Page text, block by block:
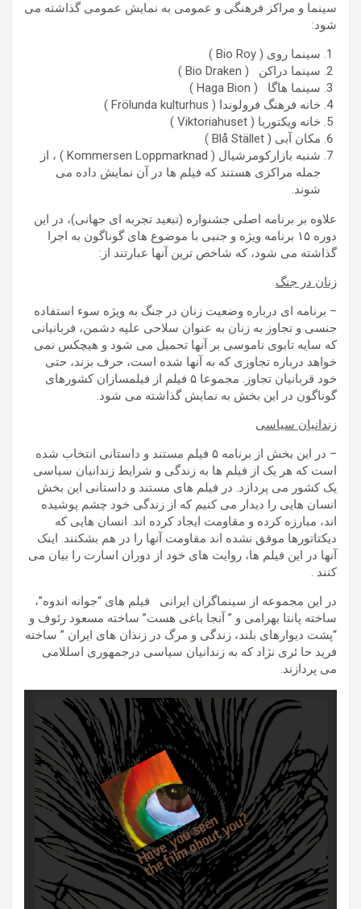
سینما و مراکز فرهنگی و عمومی به نمایش عمومی گذاشته می
شود:
سینما روی ( Bio Roy )
سینما دراکن ( Bio Draken )
سینما هاگا ( Haga Bion )
خانه فرهنگ فرولوندا ( Frölunda kulturhus )
خانه ویکتوریا ( Viktoriahuset )
مکان آبی ( Blå Stället )
شنبه بازارکومرشیال ( Kommersen Loppmarknad ) ، از
جمله مراکزی هستند که فیلم ها در آن نمایش داده می
شوند.
علاوه بر برنامه اصلی جشنواره (تبعید تجربه ای جهانی)، در این
دوره ۱۵ برنامه ویژه و جنبی با موضوع های گوناگون به اجرا
گذاشته می شود، که شاخص ترین آنها عبارتند از:
زنان در جنگ
– برنامه ای درباره وضعیت زنان در جنگ به ویژه سوء استفاده
جنسی و تجاوز به زنان به عنوان سلاحی علیه دشمن، فربانیانی
که سایه تابوی ناموسی بر آنها تحمیل می شود و هیچکس نمی
خواهد درباره تجاوزی که به آنها شده است، حرف بزند، حتی
خود قربانیان تجاوز. مجموعا ۵ فیلم از فیلمسازان کشورهای
گوناگون در این بخش به نمایش گذاشته می شود.
زندانیان سیاسی
– در این بخش از برنامه ۵ فیلم مستند و داستانی انتخاب شده
است که هر یک از فیلم ها به زندگی و شرایط زندانیان سیاسی
یک کشور می پردازد. در فیلم های مستند و داستانی این بخش
انسان هایی را دیدار می کنیم که از زندگی خود چشم پوشیده
اند، مبارزه کرده و مقاومت ایجاد کرده اند. انسان هایی که
دیکتاتورها موفق نشده اند مقاومت آنها را در هم بشکنند. اینک
آنها در این فیلم ها، روایت های خود از دوران اسارت را بیان می
کنند .
در این مجموعه از سینماگران ایرانی فیلم های “جوانه اندوه”،
ساخته پانتا بهرامی و ” آنجا باغی هست” ساخته مسعود رئوف و
“پشت دیوارهای بلند، زندگی و مرگ در زنذان های ایران ” ساخته
فرید حا ئری نژاد که به زندانیان سیاسی درجمهوری اسللامی
می پردازند.